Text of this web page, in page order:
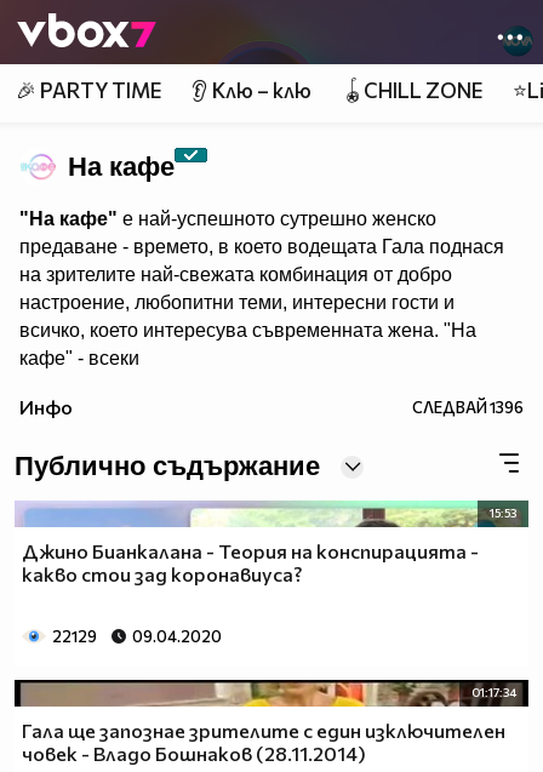
👾
🎉 PARTY TIME 👂 Клю – клю 🪀CHILL ZONE
На кафе
"На кафе" е най-успешното сутрешно женско
предаване - времето, в което водещата Гала поднася
на зрителите най-свежата комбинация от добро
настроение, любопитни теми, интересни гости и
всичко, което интересува съвременната жена. "На
кафе" - всеки
може да гледате и в
Инфо СЛЕДВАЙ1396
Публично съдържание
15:53
Джино Бианкалана - Теория на конспирацията -
какво стои зад коронавиуса?
22129 09.04.2020
01:17:34
Гала ще запознае зрителите с един изключителен
човек - Владо Бошнаков (28.11.2014)